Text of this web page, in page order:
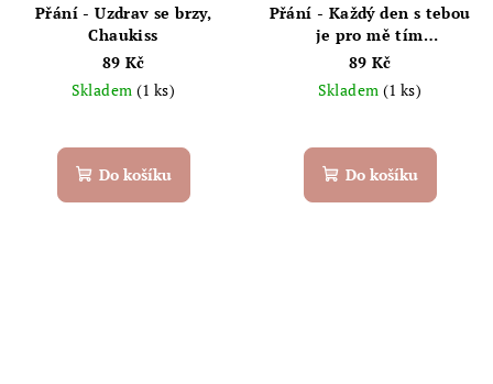
Přání - Uzdrav se brzy,
Chaukiss
89 Kč
Skladem (1 ks)
Do košíku
Přání - Každý den s tebou
je pro mě tím
nejbáječnějším dárkem.
Krásné výročí. Chaukiss
89 Kč
Skladem (1 ks)
Do košíku